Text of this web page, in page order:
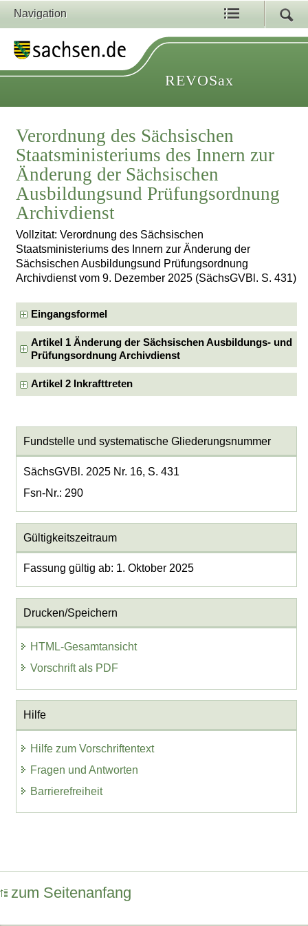
Navigation
REVOSax
Verordnung des Sächsischen
Staatsministeriums des Innern zur
Änderung der Sächsischen
Ausbildungsund Prüfungsordnung
Archivdienst
Vollzitat: Verordnung des Sächsischen
Staatsministeriums des Innern zur Änderung der
Sächsischen Ausbildungsund Prüfungsordnung
Archivdienst vom 9. Dezember 2025 (SächsGVBl. S. 431)
Eingangsformel
Artikel 1 Änderung der Sächsischen Ausbildungs- und
Prüfungsordnung Archivdienst
Artikel 2 Inkrafttreten
Fundstelle und systematische Gliederungsnummer
SächsGVBl. 2025 Nr. 16, S. 431
Fsn-Nr.: 290
Gültigkeitszeitraum
Fassung gültig ab: 1. Oktober 2025
Drucken/Speichern
HTML-Gesamtansicht
Vorschrift als PDF
Hilfe
Hilfe zum Vorschriftentext
Fragen und Antworten
Barrierefreiheit
zum Seitenanfang